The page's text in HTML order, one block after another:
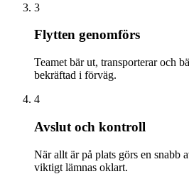
3
Flytten genomförs
Teamet bär ut, transporterar och
bekräftad i förväg.
4
Avslut och kontroll
När allt är på plats görs en snabb
viktigt lämnas oklart.